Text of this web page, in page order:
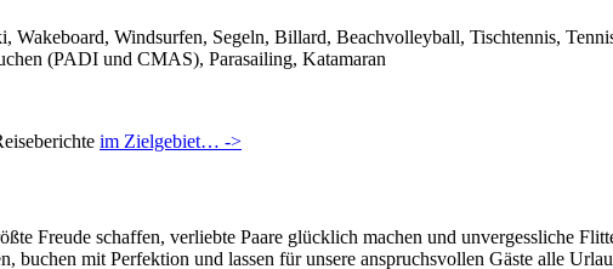
Windsurfen, Segeln, Billard, Beachvolleyball, Tischtennis,
(PADI und CMAS), Parasailing, Katamaran
im Zielgebiet… ->
Freude schaffen, verliebte Paare glücklich machen und unvergessliche
mit Perfektion und lassen für unsere anspruchsvollen Gäste alle